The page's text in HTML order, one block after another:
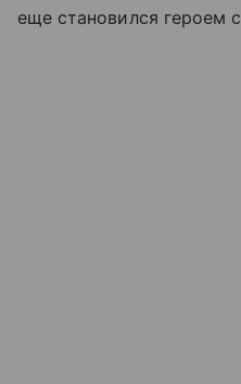
еще становился героем